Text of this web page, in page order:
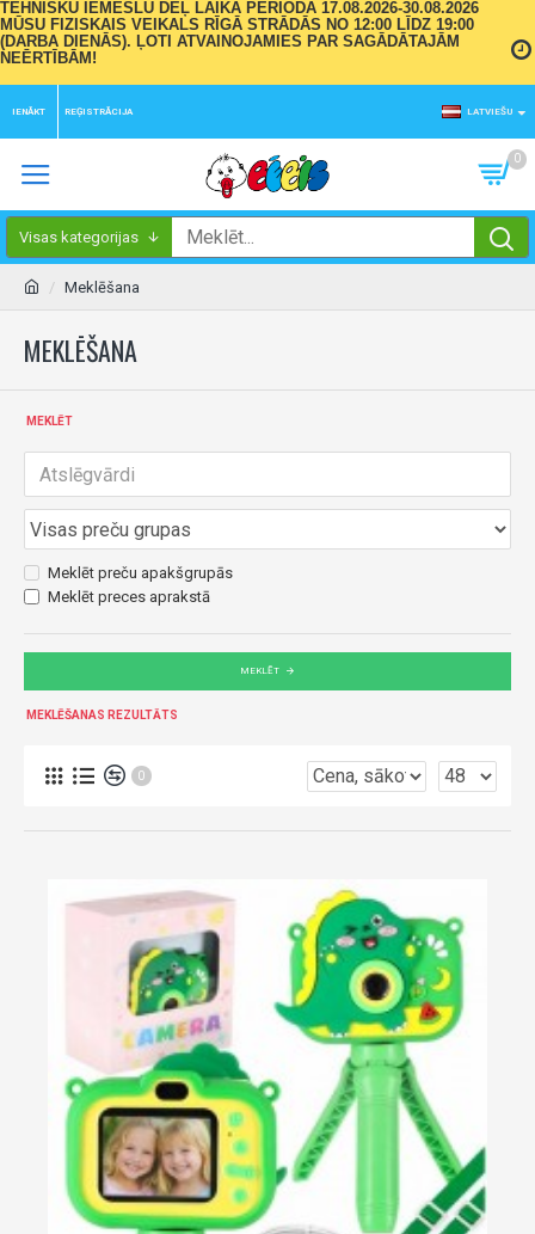
TEHNISKU IEMESLU DĒĻ LAIKA PERIODĀ 17.08.2026-30.08.2026
MŪSU FIZISKAIS VEIKALS RĪGĀ STRĀDĀS NO 12:00 LĪDZ 19:00
(DARBA DIENĀS). ĻOTI ATVAINOJAMIES PAR SAGĀDĀTAJĀM
NEĒRTĪBĀM!
IENĀKT REĢISTRĀCIJA LATVIEŠU
0
Visas kategorijas
Meklēšana
MEKLĒŠANA
MEKLĒT
Meklēt preču apakšgrupās
Meklēt preces aprakstā
MEKLĒT
MEKLĒŠANAS REZULTĀTS
0